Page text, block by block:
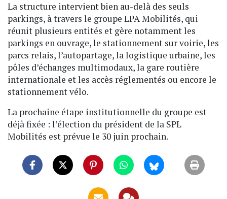
La structure intervient bien au-delà des seuls
parkings, à travers le groupe LPA Mobilités, qui
réunit plusieurs entités et gère notamment les
parkings en ouvrage, le stationnement sur voirie, les
parcs relais, l’autopartage, la logistique urbaine, les
pôles d’échanges multimodaux, la gare routière
internationale et les accès réglementés ou encore le
stationnement vélo.
La prochaine étape institutionnelle du groupe est
déjà fixée : l’élection du président de la SPL
Mobilités est prévue le 30 juin prochain.